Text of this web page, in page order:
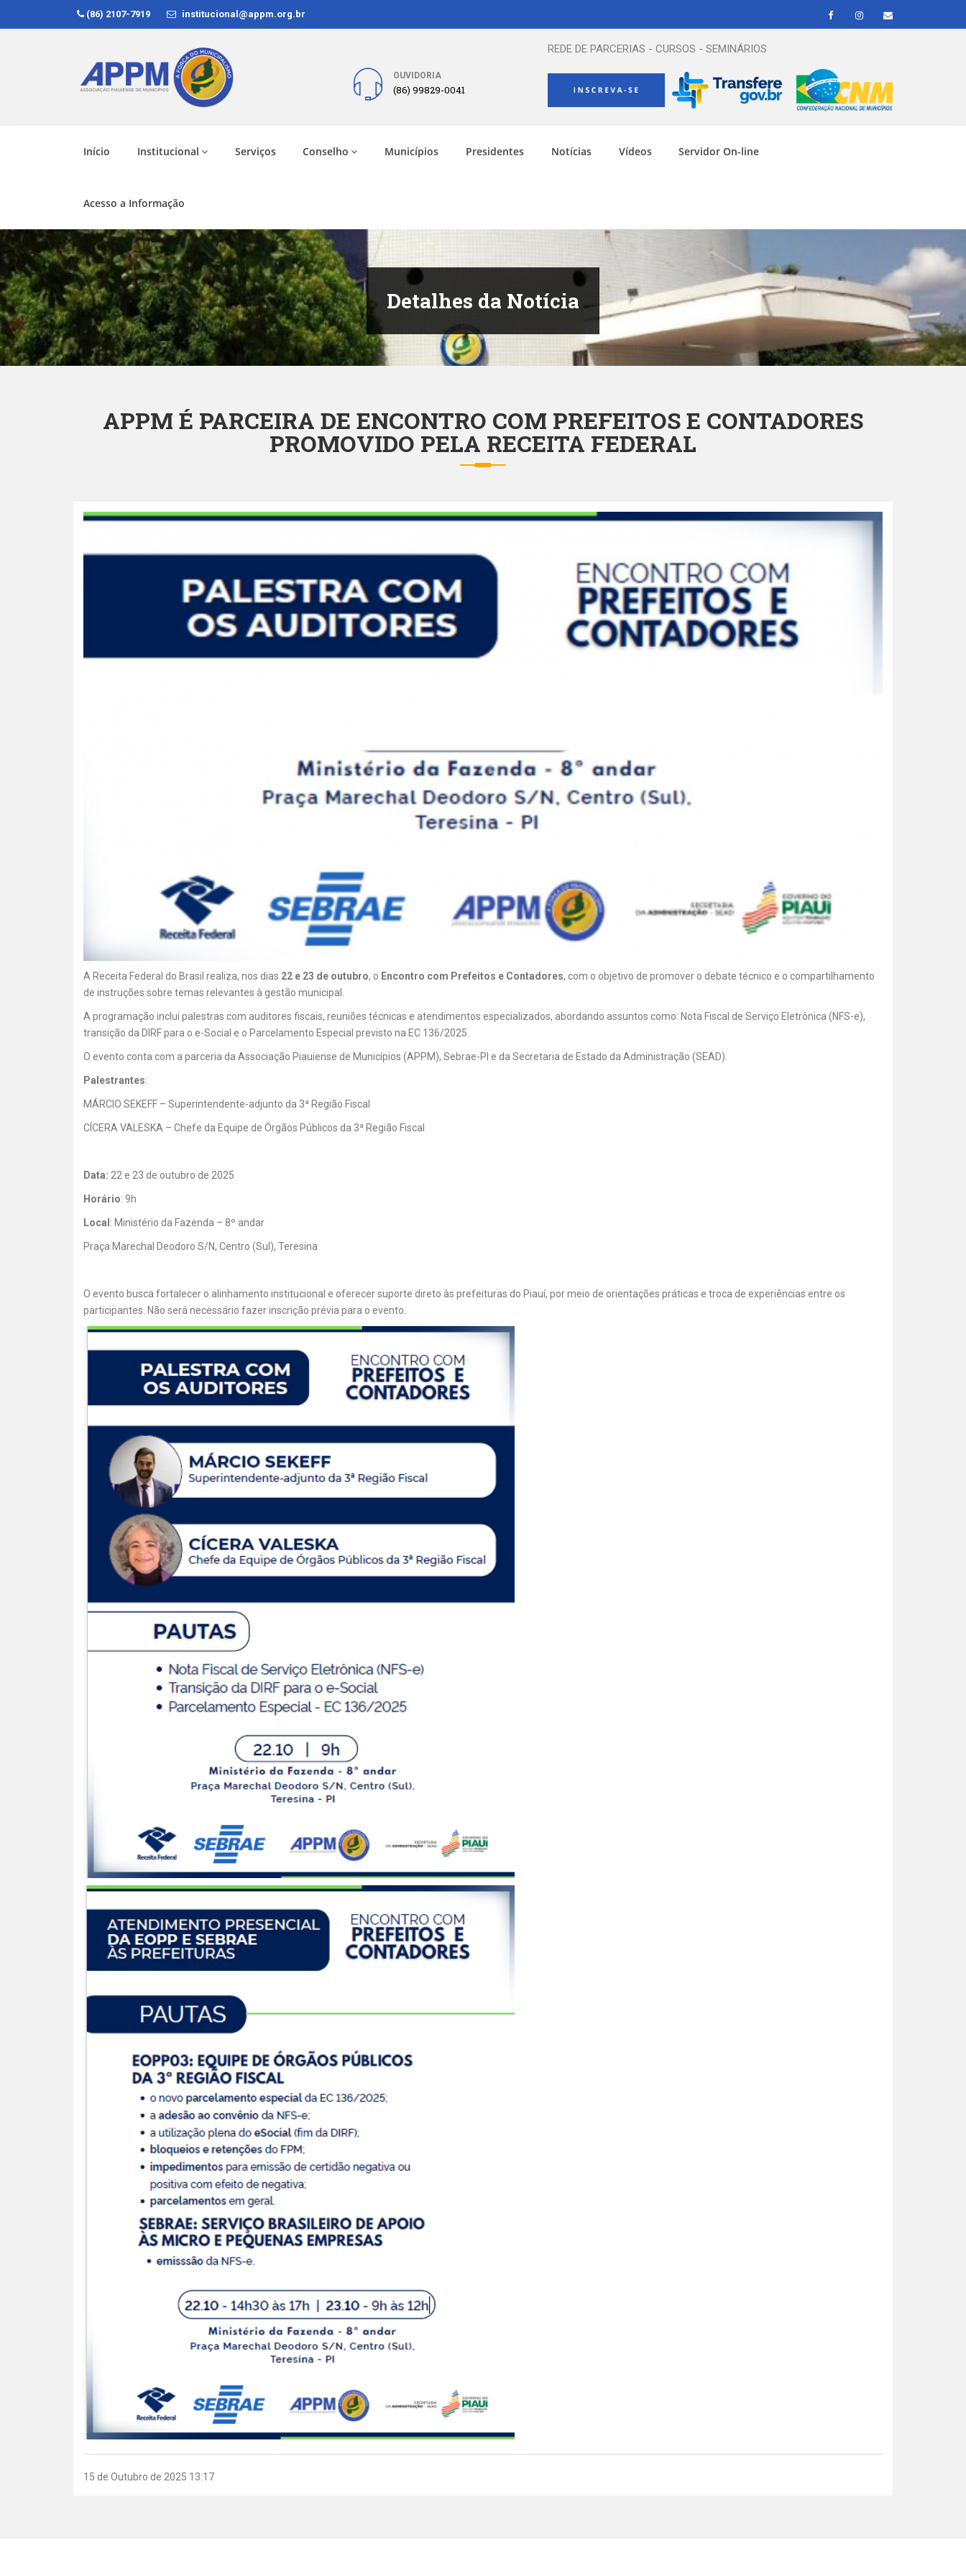
(86) 2107-7919 institucional@appm.org.br
OUVIDORIA
(86) 99829-0041
REDE DE PARCERIAS - CURSOS - SEMINÁRIOS
Início Institucional Serviços Conselho Municípios Presidentes Notícias Vídeos Servidor On-line
Acesso a Informação
Detalhes da Notícia
APPM É PARCEIRA DE ENCONTRO COM PREFEITOS E CONTADORES
PROMOVIDO PELA RECEITA FEDERAL
A Receita Federal do Brasil realiza, nos dias 22 e 23 de outubro, o Encontro com Prefeitos e Contadores, com o objetivo de promover o debate técnico e o compartilhamento
de instruções sobre temas relevantes à gestão municipal.
A programação inclui palestras com auditores fiscais, reuniões técnicas e atendimentos especializados, abordando assuntos como: Nota Fiscal de Serviço Eletrônica (NFS-e),
transição da DIRF para o e-Social e o Parcelamento Especial previsto na EC 136/2025.
O evento conta com a parceria da Associação Piauiense de Municípios (APPM), Sebrae-PI e da Secretaria de Estado da Administração (SEAD).
Palestrantes:
MÁRCIO SEKEFF – Superintendente-adjunto da 3ª Região Fiscal
CÍCERA VALESKA – Chefe da Equipe de Órgãos Públicos da 3ª Região Fiscal
Data: 22 e 23 de outubro de 2025
Horário: 9h
Local : Ministério da Fazenda – 8º andar
Praça Marechal Deodoro S/N, Centro (Sul), Teresina
O evento busca fortalecer o alinhamento institucional e oferecer suporte direto às prefeituras do Piauí, por meio de orientações práticas e troca de experiências entre os
participantes. Não será necessário fazer inscrição prévia para o evento.
15 de Outubro de 2025 13:17